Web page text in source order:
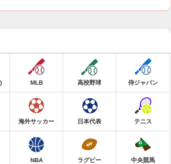
MLB 高校野球 侍ジャパン
海外サッカー 日本代表 テニス
NBA ラグビー 中央競馬